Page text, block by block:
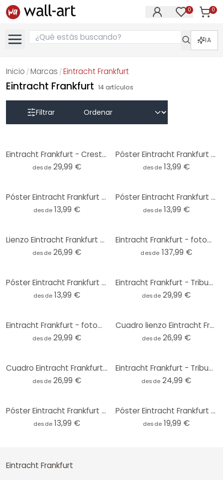
0 0
IA
Inicio / Marcas /Eintracht Frankfurt
Eintracht Frankfurt 14 artículos
Filtrar
Eintracht Frankfurt - Crest - fotomural redondo - Papel pintado autoadhesivo/no tejido
desde 29,99 €
Póster Eintracht Frankfurt - Tribuna del estadio
desde 13,99 €
Póster Eintracht Frankfurt - Póster retro de pared
desde 13,99 €
Póster Eintracht Frankfurt - Ganador de la Copa 2018
desde 13,99 €
Lienzo Eintracht Frankfurt - Sólo la SGE
desde 26,99 €
Eintracht Frankfurt - fotomural de la curva del ventilador del estadio
desde 137,99 €
Póster Eintracht Frankfurt - Curva de hinchas del estadio
desde 13,99 €
Eintracht Frankfurt - Tribuna del estadio - fotomural redondo - Papel pintado autoadhesivo/no tejido
desde 29,99 €
Eintracht Frankfurt - fotomural con motivos retro - redondo - Papel pintado autoadhesivo/no tejido
desde 29,99 €
Cuadro lienzo Eintracht Frankfurt - Ganador de la Copa 2018
desde 26,99 €
Cuadro Eintracht Frankfurt - Escudo sobre negro
desde 26,99 €
Eintracht Frankfurt - Tribuna del estadio - Vinilo decorativo redondo
desde 24,99 €
Póster Eintracht Frankfurt - Mapa del estadio
desde 13,99 €
Póster Eintracht Frankfurt - Tribuna del estadio - Redondo
desde 19,99 €
Eintracht Frankfurt